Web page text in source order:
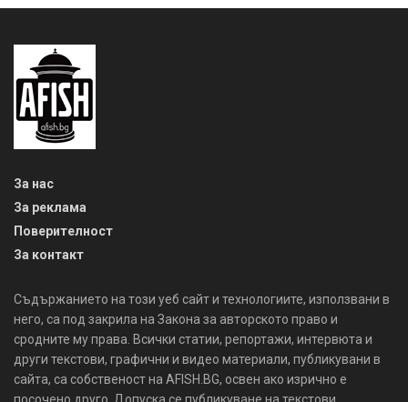
За нас
За реклама
Поверителност
За контакт
Съдържанието на този уеб сайт и технологиите, използвани в
него, са под закрила на Закона за авторското право и
сродните му права. Всички статии, репортажи, интервюта и
други текстови, графични и видео материали, публикувани в
сайта, са собственост на AFISH.BG, освен ако изрично е
посочено друго. Допуска се публикуване на текстови